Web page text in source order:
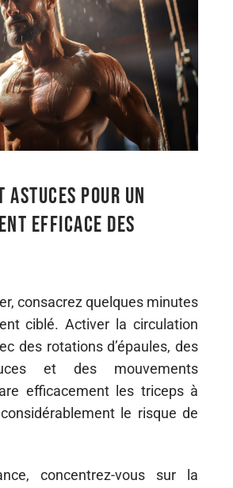
astuces pour un
efficace des
consacrez quelques minutes
ciblé. Activer la circulation
des rotations d’épaules, des
et des mouvements
efficacement les triceps à
le risque de
concentrez-vous sur la